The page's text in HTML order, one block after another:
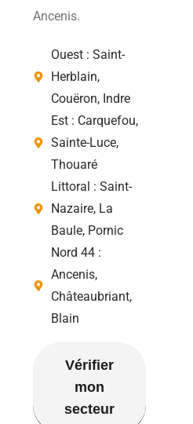
Ancenis.
Ouest : Saint-
Herblain,
Couëron, Indre
Est : Carquefou,
Sainte-Luce,
Thouaré
Littoral : Saint-
Nazaire, La
Baule, Pornic
Nord 44 :
Ancenis,
Châteaubriant,
Blain
Vérifier
mon
secteur